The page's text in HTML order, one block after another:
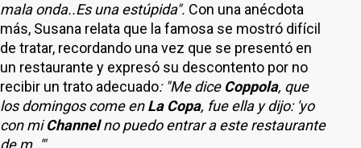
mala onda..Es una estúpida". Con una anécdota
más, Susana relata que la famosa se mostró difícil
de tratar, recordando una vez que se presentó en
un restaurante y expresó su descontento por no
recibir un trato adecuado: "Me dice Coppola, que
los domingos come enLa Copa, fue ella y dijo: 'yo
con miChannelno puedo entrar a este restaurante